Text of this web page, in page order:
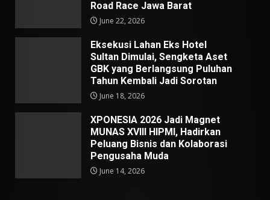
Road Race Jawa Barat
June 22, 2026
Eksekusi Lahan Eks Hotel
Sultan Dimulai, Sengketa Aset
GBK yang Berlangsung Puluhan
Tahun Kembali Jadi Sorotan
June 18, 2026
XPONESIA 2026 Jadi Magnet
MUNAS XVIII HIPMI, Hadirkan
Peluang Bisnis dan Kolaborasi
Pengusaha Muda
June 14, 2026